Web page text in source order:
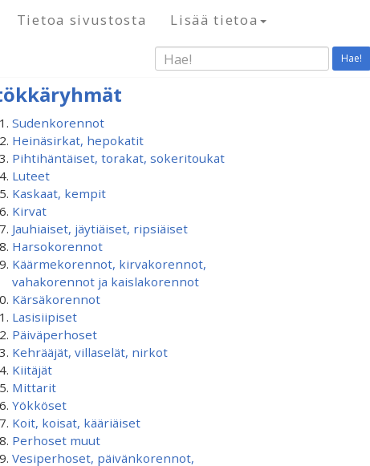
Tietoa sivustosta Lisää tietoa
Hae!
Sudenkorennot
Heinäsirkat, hepokatit
Pihtihäntäiset, torakat, sokeritoukat
Luteet
Kaskaat, kempit
Kirvat
Jauhiaiset, jäytiäiset, ripsiäiset
Harsokorennot
Käärmekorennot, kirvakorennot,
vahakorennot ja kaislakorennot
Kärsäkorennot
Lasisiipiset
Päiväperhoset
Kehrääjät, villaselät, nirkot
Kiitäjät
Mittarit
Yökköset
Koit, koisat, kääriäiset
Perhoset muut
Vesiperhoset, päivänkorennot,